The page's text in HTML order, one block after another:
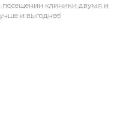
посещении клиники двумя и
и выгоднее!